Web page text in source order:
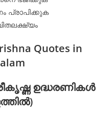
പ്രാപിക്കുക
Quotes in
ഉദ്ധരണികൾ